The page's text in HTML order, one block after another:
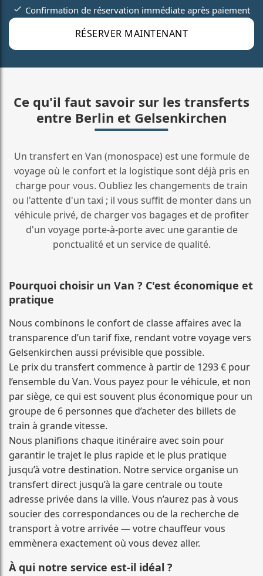
RÉSERVER MAINTENANT
Confirmation de réservation immédiate après paiement
Ce qu'il faut savoir sur les transferts
entre Berlin et Gelsenkirchen
Un transfert en Van (monospace) est une formule de
voyage où le confort et la logistique sont déjà pris en
charge pour vous. Oubliez les changements de train
ou l'attente d'un taxi ; il vous suffit de monter dans un
véhicule privé, de charger vos bagages et de profiter
d'un voyage porte-à-porte avec une garantie de
ponctualité et un service de qualité.
Pourquoi choisir un Van ? C'est économique et
pratique
Nous combinons le confort de classe affaires avec la
transparence d’un tarif fixe, rendant votre voyage vers
Gelsenkirchen aussi prévisible que possible.
Le prix du transfert commence à partir de 1293 € pour
l’ensemble du Van. Vous payez pour le véhicule, et non
par siège, ce qui est souvent plus économique pour un
groupe de 6 personnes que d’acheter des billets de
train à grande vitesse.
Nous planifions chaque itinéraire avec soin pour
garantir le trajet le plus rapide et le plus pratique
jusqu’à votre destination. Notre service organise un
transfert direct jusqu’à la gare centrale ou toute
adresse privée dans la ville. Vous n’aurez pas à vous
soucier des correspondances ou de la recherche de
transport à votre arrivée — votre chauffeur vous
emmènera exactement où vous devez aller.
À qui notre service est-il idéal ?